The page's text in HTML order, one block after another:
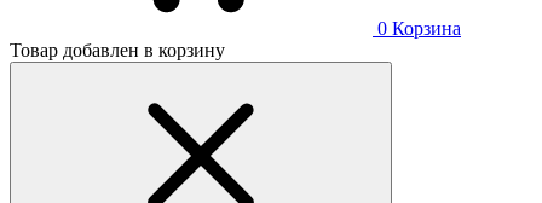
0 Корзина
Товар добавлен в корзину